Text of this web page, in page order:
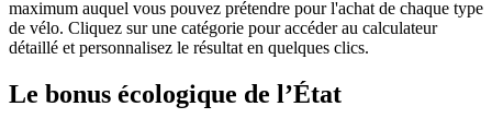
maximum auquel vous pouvez prétendre pour l'achat de chaque type
de vélo. Cliquez sur une catégorie pour accéder au calculateur
détaillé et personnalisez le résultat en quelques clics.
Le bonus écologique de l’État